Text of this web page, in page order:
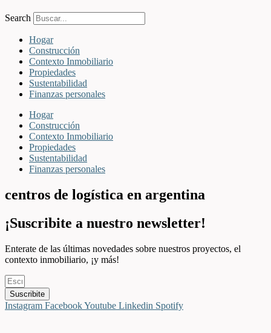
Search
Hogar
Construcción
Contexto Inmobiliario
Propiedades
Sustentabilidad
Finanzas personales
Hogar
Construcción
Contexto Inmobiliario
Propiedades
Sustentabilidad
Finanzas personales
centros de logística en argentina
¡Suscribite a nuestro newsletter!
Enterate de las últimas novedades sobre nuestros proyectos, el
contexto inmobiliario, ¡y más!
Suscribite
Instagram FacebookYoutube Linkedin Spotify